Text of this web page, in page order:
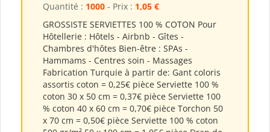
Quantité : 1000 - Prix : 1,05 €
GROSSISTE SERVIETTES 100 % COTON Pour
Hôtellerie : Hôtels - Airbnb - Gîtes -
Chambres d'hôtes Bien-être : SPAs -
Hammams - Centres soin - Massages
Fabrication Turquie à partir de: Gant coloris
assortis coton = 0,25€ pièce Serviette 100 %
coton 30 x 50 cm = 0,37€ pièce Serviette 100
% coton 40 x 60 cm = 0,70€ pièce Torchon 50
x 70 cm = 0,50€ pièce Serviette 100 % coton